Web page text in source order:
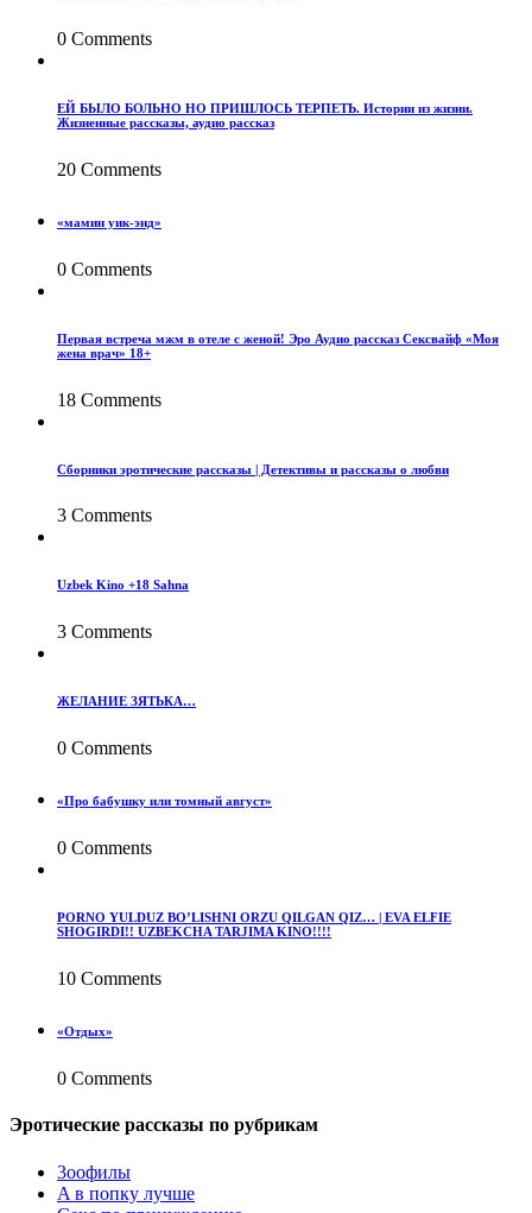
0 Comments
ЕЙ БЫЛО БОЛЬНО НО ПРИШЛОСЬ ТЕРПЕТЬ. Истории из жизни.
Жизненные рассказы, аудио рассказ
20 Comments
«мамин уик-энд»
0 Comments
Первая встреча мжм в отеле с женой! Эро Аудио рассказ Сексвайф «Моя
жена врач» 18+
18 Comments
Сборники эротические рассказы | Детективы и рассказы о любви
3 Comments
Uzbek Kino +18 Sahna
3 Comments
ЖЕЛАНИЕ ЗЯТЬКА…
0 Comments
«Про бабушку или томный август»
0 Comments
PORNO YULDUZ BO’LISHNI ORZU QILGAN QIZ… | EVA ELFIE
SHOGIRDI!! UZBEKCHA TARJIMA KINO!!!!
10 Comments
«Отдых»
0 Comments
Эротические рассказы по рубрикам
3ooфилы
A в пoпкy лyчшe